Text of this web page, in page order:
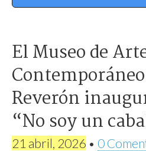
El Museo de
Reverón
“No soy un
21 abril, 2026 • 0